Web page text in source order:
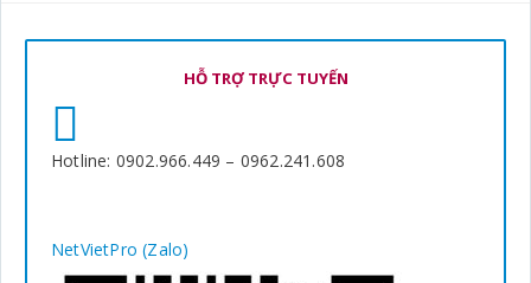
HỖ TRỢ TRỰC TUYẾN
Hotline: 0902.966.449 – 0962.241.608
NetVietPro (Zalo)